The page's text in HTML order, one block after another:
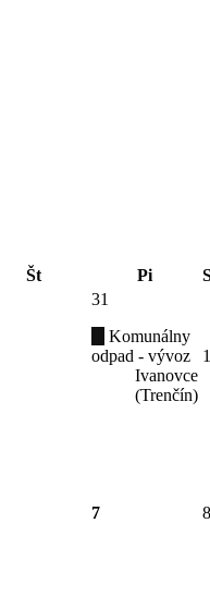
Št Pi
31
Komunálny
odpad - vývoz
Ivanovce
(Trenčín)
1
7 8